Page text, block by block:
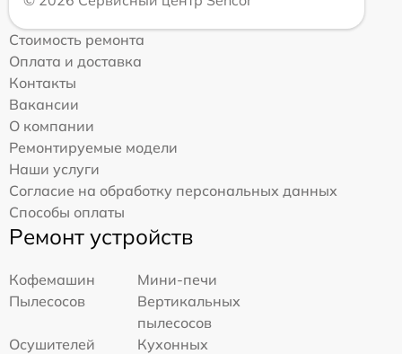
Стоимость ремонта
Оплата и доставка
Контакты
Вакансии
О компании
Ремонтируемые модели
Наши услуги
Согласие на обработку персональных данных
Способы оплаты
Ремонт устройств
Кофемашин
Мини-печи
Пылесосов
Вертикальных
пылесосов
Осушителей
Кухонных